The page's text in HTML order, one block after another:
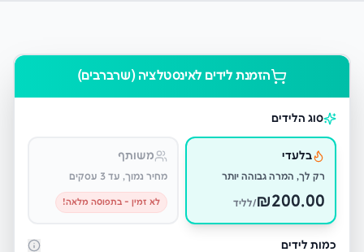
הזמנת לידים לאינסטלציה (שרברבים)
סוג הלידים
בלעדי
רק לך, המרה גבוהה יותר
₪200.00 /לליד
משותף
מחיר נמוך, עד 3 עסקים
לא זמין - בתפוסה מלאה!
כמות לידים